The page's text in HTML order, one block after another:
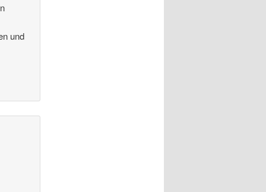
und